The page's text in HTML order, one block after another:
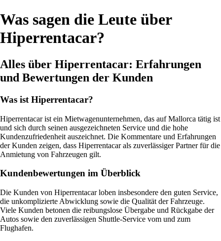
Was sagen die Leute über
Hiperrentacar?
Alles über Hiperrentacar: Erfahrungen
und Bewertungen der Kunden
Was ist Hiperrentacar?
Hiperrentacar ist ein Mietwagenunternehmen, das auf Mallorca tätig ist
und sich durch seinen ausgezeichneten Service und die hohe
Kundenzufriedenheit auszeichnet. Die Kommentare und Erfahrungen
der Kunden zeigen, dass Hiperrentacar als zuverlässiger Partner für die
Anmietung von Fahrzeugen gilt.
Kundenbewertungen im Überblick
Die Kunden von Hiperrentacar loben insbesondere den guten Service,
die unkomplizierte Abwicklung sowie die Qualität der Fahrzeuge.
Viele Kunden betonen die reibungslose Übergabe und Rückgabe der
Autos sowie den zuverlässigen Shuttle-Service vom und zum
Flughafen.